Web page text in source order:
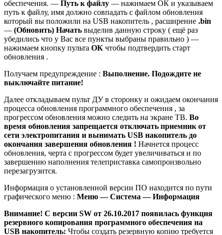
обеспечения. — Путь к файлу — нажимаем ОК и указываем
путь к файлу, имя должно совпадать с файлом обновления
который вы положили на USB накопитель , расширение .bin
— (Обновить) Начать выделив данную строку ( ещё раз
убедились что у Вас все пункты выбраны правильно ) —
нажимаем кнопку пульта ОК чтобы подтвердить старт
обновления .
Получаем предупреждение : Выполнение. Подождите не
выключайте питание!
Далее откладываем пульт ДУ в сторонку и ожидаем окончания
процесса обновления программного обеспечения , за
прогрессом обновления можно следить на экране ТВ. Во
время обновления запрещается отключать приемник от
сети электропитания и вынимать USB накопитель до
окончания завершения обновления ! Начнется процесс
обновления, черта с прогрессом будет увеличиваться и по
завершению наполнения телеприставка самопроизвольно
перезагрузится.
Информация о установленной версии ПО находится по пути
графического меню : Меню — Система — Информация
Внимание! С версии SW от 26.10.2017 появилась функция
резервного копирования программного обеспечения на
USB накопитель: Чтобы создать резервную копию требуется